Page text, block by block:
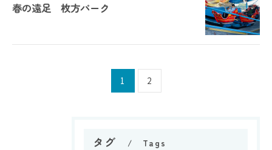
春の遠足 枚方パーク
1 2
タグ Tags